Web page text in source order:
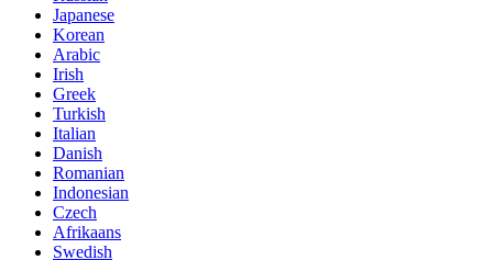
Japanese
Korean
Arabic
Irish
Greek
Turkish
Italian
Danish
Romanian
Indonesian
Czech
Afrikaans
Swedish